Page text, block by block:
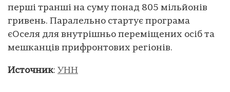
перші транші на суму понад 805 мільйонів
гривень. Паралельно стартує програма
єОселя для внутрішньо переміщених осіб та
мешканців прифронтових регіонів.
Источник: УНН